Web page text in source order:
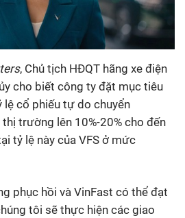
, Chủ tịch HĐQT hãng xe điện
cho biết công ty đặt mục tiêu
cổ phiếu tự do chuyển
trường lên 10%-20% cho đến
tỷ lệ này của VFS ở mức
phục hồi và VinFast có thể đạt
tôi sẽ thực hiện các giao